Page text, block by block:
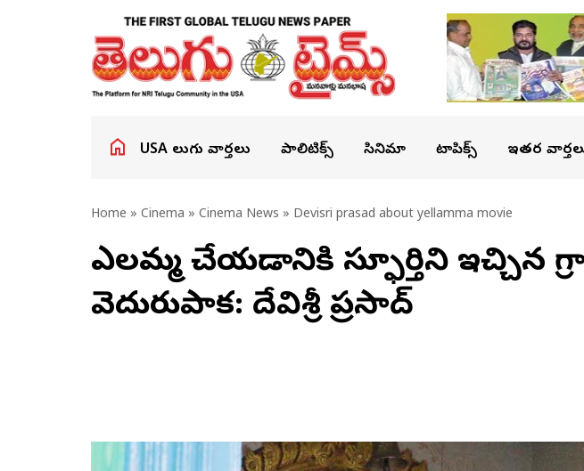
USA తెలుగు వార్తలు పాలిటిక్స్ సినిమా టాపిక్స్ ఇతర
Home » Cinema » Cinema News » Devisri prasad about yellamma movie
ఎల్లమ్మ చేయడానికి స్ఫూర్తిని ఇచ్చిన
వెదురుపాక: దేవిశ్రీ ప్రసాద్